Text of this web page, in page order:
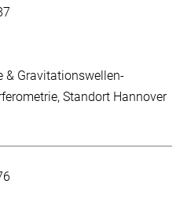
& Gravitationswellen-
Standort Hannover